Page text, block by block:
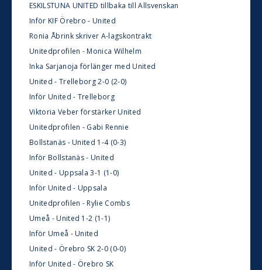
ESKILSTUNA UNITED tillbaka till Allsvenskan
Inför KIF Örebro - United
Ronia Åbrink skriver A-lagskontrakt
Unitedprofilen - Monica Wilhelm
Inka Sarjanoja förlänger med United
United - Trelleborg 2-0 (2-0)
Inför United - Trelleborg
Viktoria Veber förstärker United
Unitedprofilen - Gabi Rennie
Bollstanäs - United 1-4 (0-3)
Inför Bollstanäs - United
United - Uppsala 3-1 (1-0)
Inför United - Uppsala
Unitedprofilen - Rylie Combs
Umeå - United 1-2 (1-1)
Inför Umeå - United
United - Örebro SK 2-0 (0-0)
Inför United - Örebro SK